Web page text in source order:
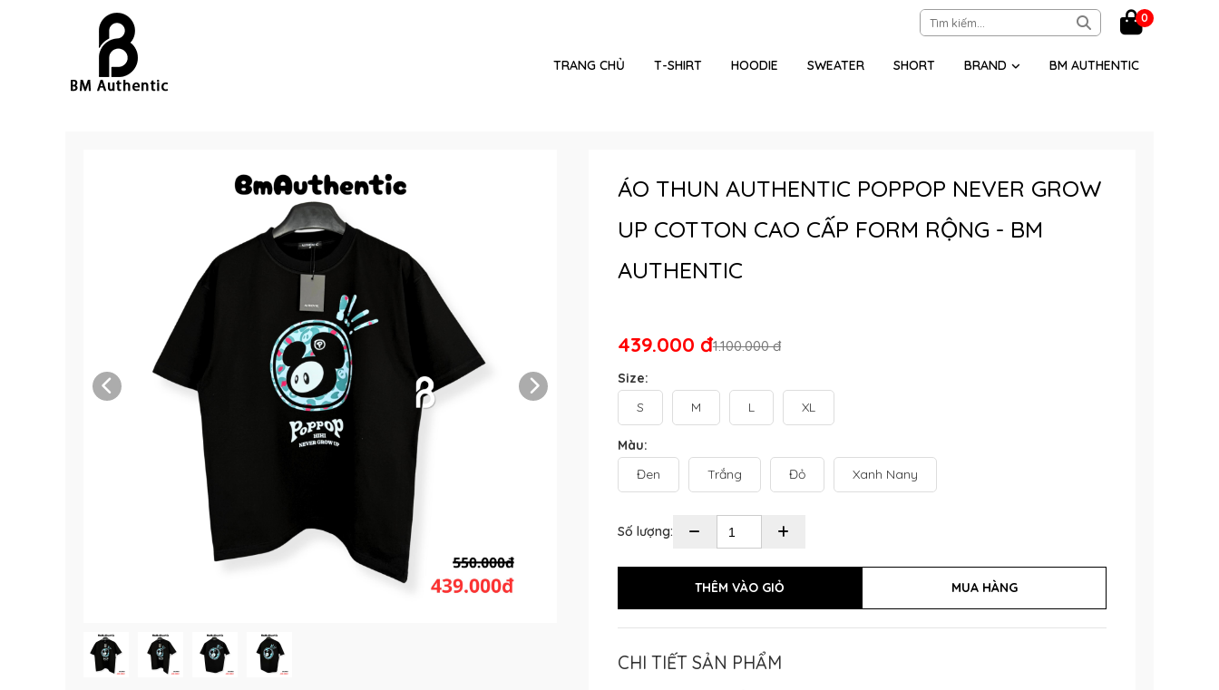
0
TRANG CHỦ T-SHIRT HOODIE SWEATER SHORT BRAND BM AUTHENTIC
ÁO THUN AUTHENTIC POPPOP NEVER GROW
UP COTTON CAO CẤP FORM RỘNG - BM
AUTHENTIC
1.100.000 đ
439.000 đ
Size:
S
M L XL
Màu:
Đen
Trắng Đỏ Xanh Nany
Số lượng:
CHI TIẾT SẢN PHẨM